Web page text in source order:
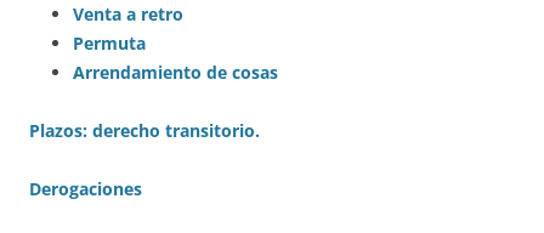
Venta a retro
Permuta
Arrendamiento de cosas
Plazos: derecho transitorio.
Derogaciones